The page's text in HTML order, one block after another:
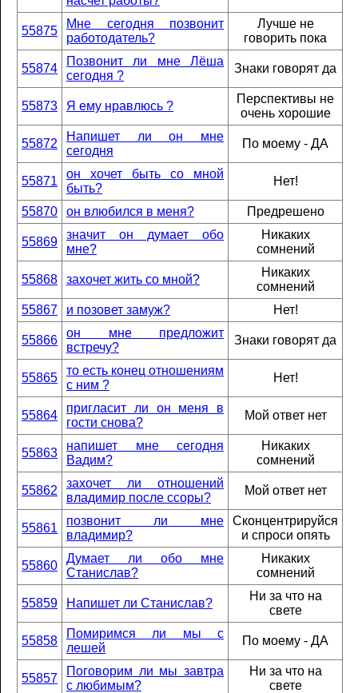
55875
Мне сегодня позвонит
работодатель?
Лучше не
говорить пока
55874
Позвонит ли мне Лёша
сегодня ?
Знаки говорят да
55873 Я ему нравлюсь ?
Перспективы не
очень хорошие
55872
Напишет ли он мне
сегодня
По моему - ДА
55871
он хочет быть со мной
быть?
Нет!
55870 он влюбился в меня? Предрешено
55869
значит он думает обо
мне?
Никаких
сомнений
55868 захочет жить со мной?
Никаких
сомнений
55867
и позовет замуж? Нет!
55866
он мне предложит
встречу?
Знаки говорят да
55865
то есть конец отношениям
с ним ?
Нет!
55864
пригласит ли он меня в
гости снова?
Мой ответ нет
55863
напишет мне сегодня
Вадим?
Никаких
сомнений
55862
захочет ли отношений
владимир после ссоры?
Мой ответ нет
55861
позвонит ли мне
владимир?
Сконцентрируйся
и спроси опять
55860
Думает ли обо мне
Станислав?
Никаких
сомнений
55859 Напишет ли Станислав?
Ни за что на
свете
55858
Помиримся ли мы с
лешей
По моему - ДА
55857
Поговорим ли мы завтра
с любимым?
Ни за что на
свете